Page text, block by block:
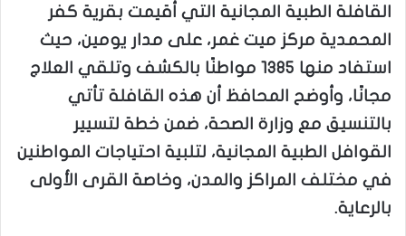
القافلة الطبية المجانية التي أقيمت بقرية كفر
المحمدية مركز ميت غمر، على مدار يومين، حيث
استفاد منها 1385 مواطنًا بالكشف وتلقي العلاج
مجانًا، وأوضح المحافظ أن هذه القافلة تأتي
بالتنسيق مع وزارة الصحة، ضمن خطة لتسيير
القوافل الطبية المجانية، لتلبية احتياجات المواطنين
في مختلف المراكز والمدن، وخاصة القرى الأولى
بالرعاية.